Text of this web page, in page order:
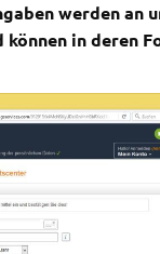
werden an
in deren